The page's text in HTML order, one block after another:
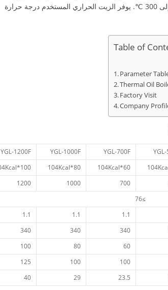
وتسمى أيضا السائل نقل الحرارة – تعمل في الضغط الجوي على طول الطريق تصل إلى 300 ℃. يوفر الزيت الحراري المستخدم درجة حرارة
Table of
Parameter
Thermal Oil
Factory Visit
Company
YGL-700F
YGL-1000F
YGL-1200F
60*104Kcal
80*104Kcal
100*104Kcal
700
1000
1200
1.1
1.1
1.1
340
340
340
60
80
100
100
100
125
23.5
29
40